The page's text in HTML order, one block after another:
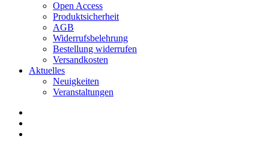
Open Access
Produktsicherheit
AGB
Widerrufsbelehrung
Bestellung widerrufen
Versandkosten
Aktuelles
Neuigkeiten
Veranstaltungen